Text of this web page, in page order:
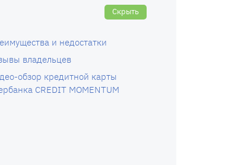
Скрыть
и недостатки
владельцев
обзор кредитной карты
CREDIT MOMENTUM